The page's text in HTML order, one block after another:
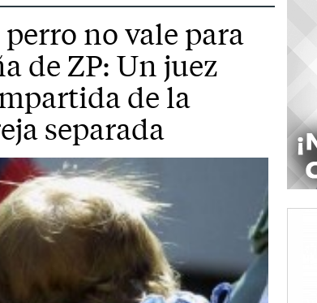
no vale para
de ZP: Un juez
de la
separada